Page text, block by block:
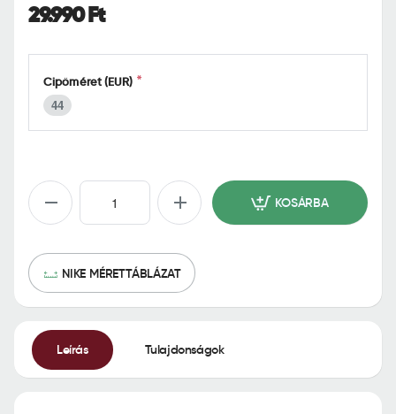
e
29.990 Ft
Cipőméret (EUR)
44
KOSÁRBA
NIKE MÉRETTÁBLÁZAT
Leírás Tulajdonságok